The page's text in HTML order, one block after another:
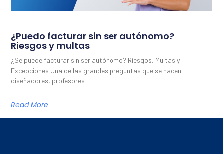
¿Puedo facturar sin ser autónomo?
Riesgos y multas
¿Se puede facturar sin ser autónomo? Riesgos, Multas y
Excepciones Una de las grandes preguntas que se hacen
diseñadores, profesores
Read More